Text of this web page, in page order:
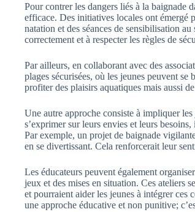
Pour contrer les dangers liés à la baignade
efficace. Des initiatives locales ont émergé
natation et des séances de sensibilisation
correctement et à respecter les règles de
Par ailleurs, en collaborant avec des
plages sécurisées, où les jeunes peuvent
profiter des plaisirs aquatiques mais aussi
Une autre approche consiste à impliquer
s’exprimer sur leurs envies et leurs
Par exemple, un projet de baignade
en se divertissant. Cela renforcerait leur
Les éducateurs peuvent également
jeux et des mises en situation. Ces ateliers
et pourraient aider les jeunes à intégrer ces
une approche éducative et non punitive;